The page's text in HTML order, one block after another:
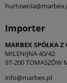
Importer
MARBEX SPÓŁKA
MILENIJNA 40/42
97-200 TOMASZÓW
info@marbex.pl